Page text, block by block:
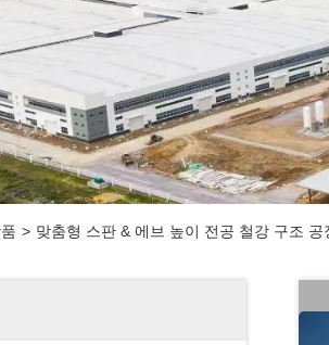
> 맞춤형 스판 & 에브 높이 전공 철강 구조 공